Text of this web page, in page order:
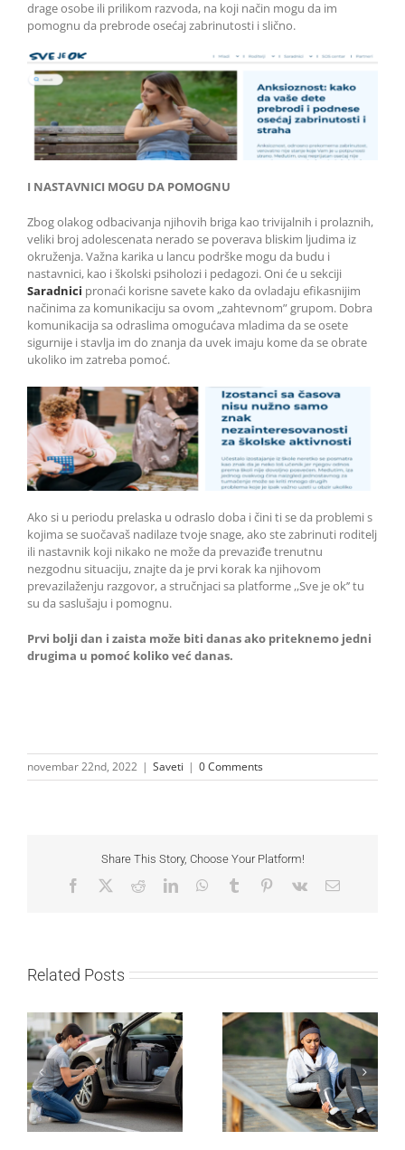
drage osobe ili prilikom razvoda, na koji način mogu da im
pomognu da prebrode osećaj zabrinutosti i slično.
I NASTAVNICI MOGU DA POMOGNU
Zbog olakog odbacivanja njihovih briga kao trivijalnih i prolaznih,
veliki broj adolescenata nerado se poverava bliskim ljudima iz
okruženja. Važna karika u lancu podrške mogu da budu i
nastavnici, kao i školski psiholozi i pedagozi. Oni će u sekciji
Saradnici pronaći korisne savete kako da ovladaju efikasnijim
načinima za komunikaciju sa ovom „zahtevnom” grupom. Dobra
komunikacija sa odraslima omogućava mladima da se osete
sigurnije i stavlja im do znanja da uvek imaju kome da se obrate
ukoliko im zatreba pomoć.
Ako si u periodu prelaska u odraslo doba i čini ti se da problemi s
kojima se suočavaš nadilaze tvoje snage, ako ste zabrinuti roditelj
ili nastavnik koji nikako ne može da prevaziđe trenutnu
nezgodnu situaciju, znajte da je prvi korak ka njihovom
prevazilaženju razgovor, a stručnjaci sa platforme ,,Sve je ok’’ tu
su da saslušaju i pomognu.
Prvi bolji dan i zaista može biti danas ako priteknemo jedni
drugima u pomoć koliko već danas.
novembar 22nd, 2022 | Saveti | 0 Comments
Share This Story, Choose Your Platform!
Facebook RedditLinkedInWhatsApp
Tumblr Pinterest
Vk Email
Related Posts
Kako mladi vozači
mogu pametno da
planiraju putovanje
automobilom?
Treniraj pametno: Kako
da izbegneš povrede i
ostaneš u top formi